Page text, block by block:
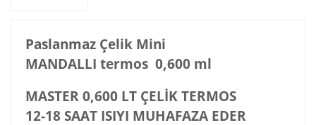
Paslanmaz Çelik Mini
MANDALLI termos 0,600 ml
MASTER 0,600 LT ÇELİK TERMOS
12-18 SAAT ISIYI MUHAFAZA EDER